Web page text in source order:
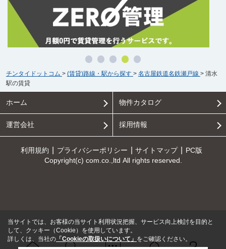
チンタイドットコム > (賃貸)路線・駅から探す > 名古屋鉄道名鉄瀬戸線 > 清水
駅の賃貸
ホーム 物件カタログ
運営会社 採用情報
利用規約 プライバシーポリシー サイトマップ
PC版
Copyright(c) com.co.,ltd All rights reserved.
当サイトでは、お客様の当サイト利用状況把握、サービス向上検討を目的と
して、クッキー（Cookie）を使用しています。
詳しくは、当社の 「Cookieの取扱いについて」 をご確認ください。